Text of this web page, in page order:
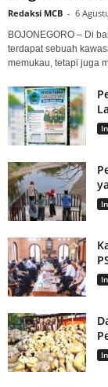
Redaksi MCB - 6
BOJONEGORO – Di
terdapat sebuah
memukau, tetapi juga